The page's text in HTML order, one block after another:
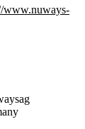
www.nuways-